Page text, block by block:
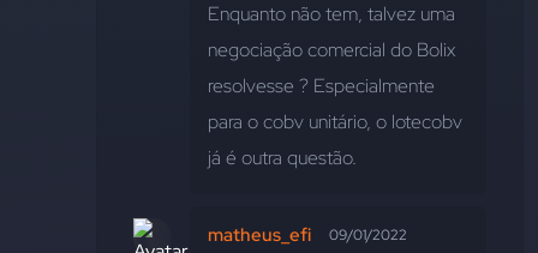
Enquanto não tem, talvez uma
negociação comercial do Bolix
resolvesse ? Especialmente
para o cobv unitário, o lotecobv
já é outra questão.
matheus_efi 09/01/2022